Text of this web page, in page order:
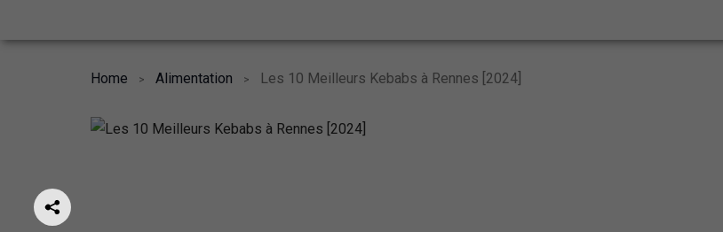
Home Alimentation Les 10 Meilleurs Kebabs à Rennes [2024]